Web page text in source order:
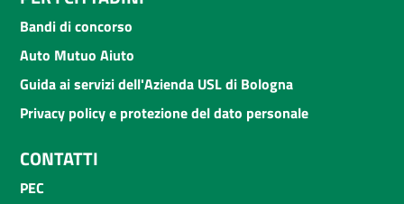
Bandi di concorso
Auto Mutuo Aiuto
Guida ai servizi dell'Azienda USL di Bologna
Privacy policy e protezione del dato personale
CONTATTI
PEC